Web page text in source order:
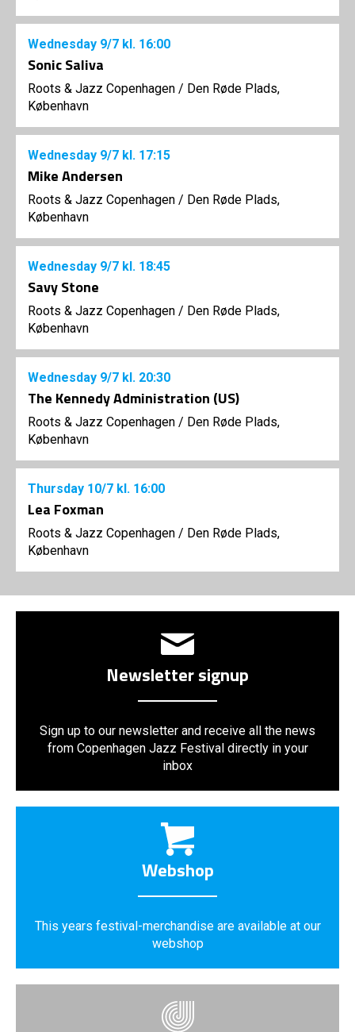
Wednesday 9/7 kl. 16:00
Sonic Saliva
Roots & Jazz Copenhagen / Den Røde Plads,
København
Wednesday 9/7 kl. 17:15
Mike Andersen
Roots & Jazz Copenhagen / Den Røde Plads,
København
Wednesday 9/7 kl. 18:45
Savy Stone
Roots & Jazz Copenhagen / Den Røde Plads,
København
Wednesday 9/7 kl. 20:30
The Kennedy Administration (US)
Roots & Jazz Copenhagen / Den Røde Plads,
København
Thursday 10/7 kl. 16:00
Lea Foxman
Roots & Jazz Copenhagen / Den Røde Plads,
København
Newsletter signup
Sign up to our newsletter and receive all the news
from Copenhagen Jazz Festival directly in your
inbox
Webshop
This years festival-merchandise are available at our
webshop